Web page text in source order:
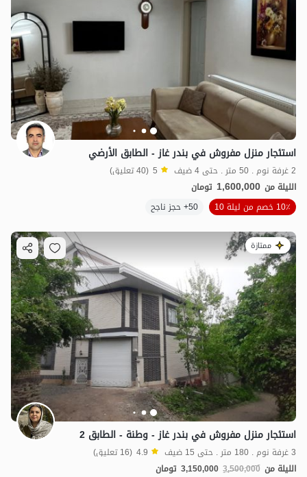
استئجار منزل مفروش في بندر غاز - الطابق الأرضي
2 غرفة نوم . 50 متر . حتى 4 ضيف 5 (40 تعليق)
الليلة من 1,600,000 تومان
10٪ خصم من ليلة 10
50+ حجز ناجح
ممتازة
استئجار منزل مفروش في بندر غاز - وطنة - الطابق 2
3 غرفة نوم . 180 متر . حتى 15 ضيف 4.9 (16 تعليق)
الليلة من 3,500,000
3,150,000 تومان